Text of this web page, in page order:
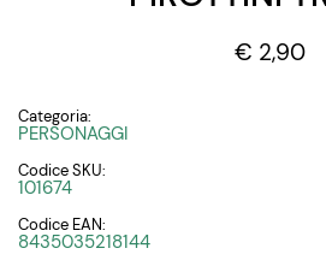
€ 2,90
Categoria:
PERSONAGGI
Codice SKU:
101674
Codice EAN:
8435035218144